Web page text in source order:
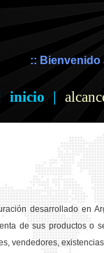
:: Bienvenido
inicio |
desarrollado en
de sus productos o
vendedores,